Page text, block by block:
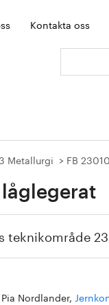
Kontakta oss
Metallurgi FB
låglegerat
teknikområde 23,
Nordlander,